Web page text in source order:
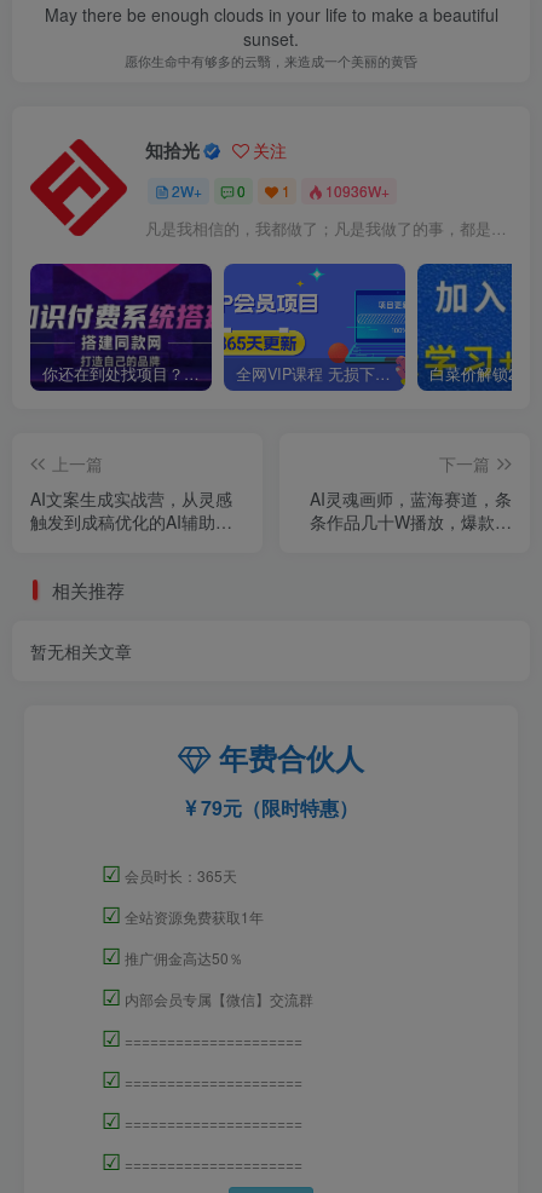
May there be enough clouds in your life to make a beautiful
sunset.
愿你生命中有够多的云翳，来造成一个美丽的黄昏
知拾光 关注
2W+ 0 1 10936W+
凡是我相信的，我都做了；凡是我做了的事，都是全身心地投入去做的
你还在到处找项目？还在当韭菜？我靠卖项目一个月收入5万+，曾经我也是个失败者。 全网VIP课程 无损下载~
上一篇
AI文案生成实战营，从灵感
触发到成稿优化的AI辅助创
下一篇
AI灵魂画师，蓝海赛道，条
条作品几十W播放，爆款不
相关推荐
暂无相关文章
年费合伙人
79元（限时特惠）
☑ 会员时长：365天
☑ 全站资源免费获取1年
☑ 推广佣金高达50％
☑ 内部会员专属【微信】交流群
☑ =====================
☑ =====================
☑ =====================
☑ =====================